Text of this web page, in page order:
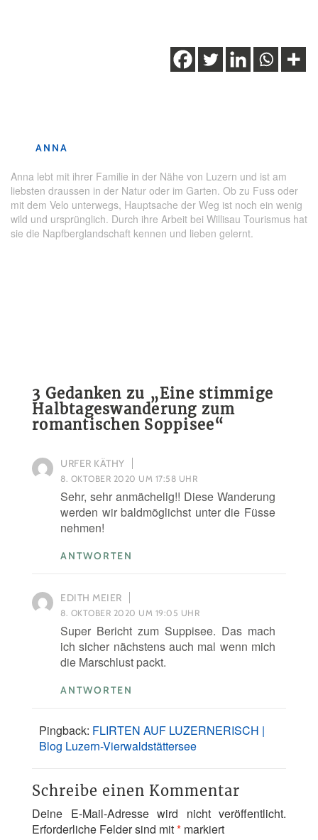
ANNA
Anna lebt mit ihrer Familie in der Nähe von Luzern und ist am
liebsten draussen in der Natur oder im Garten. Ob zu Fuss oder
mit dem Velo unterwegs, Hauptsache der Weg ist noch ein wenig
wild und ursprünglich. Durch ihre Arbeit bei Willisau Tourismus hat
sie die Napfberglandschaft kennen und lieben gelernt.
3 Gedanken zu „Eine stimmige
Halbtageswanderung zum
romantischen Soppisee“
URFER KÄTHY
8. OKTOBER 2020 UM 17:58 UHR
Sehr, sehr anmächelig!! Diese Wanderung
werden wir baldmöglichst unter die Füsse
nehmen!
ANTWORTEN
EDITH MEIER
8. OKTOBER 2020 UM 19:05 UHR
Super Bericht zum Suppisee. Das mach
ich sicher nächstens auch mal wenn mich
die Marschlust packt.
ANTWORTEN
Pingback: FLIRTEN AUF LUZERNERISCH |
Blog Luzern-Vierwaldstättersee
Schreibe einen Kommentar
Deine E-Mail-Adresse wird nicht veröffentlicht.
Erforderliche Felder sind mit* markiert